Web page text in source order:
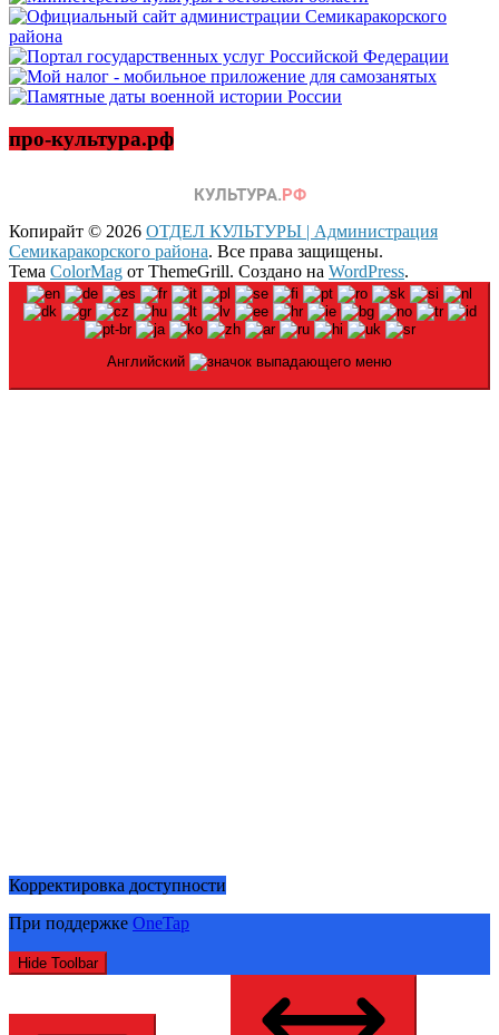
про-культура.рф
Копирайт © 2026 ОТДЕЛ КУЛЬТУРЫ | Администрация
Семикаракорского района. Все права защищены.
Тема ColorMag от ThemeGrill. Создано на WordPress.
Английский
Корректировка доступности
При поддержке OneTap
Hide Toolbar